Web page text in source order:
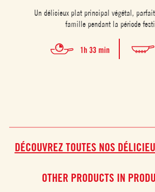
Un délicieux plat principal végétal,
famille pendant la période
1h 33 min
DÉCOUVREZ TOUTES NOS
OTHER PRODUCTS IN